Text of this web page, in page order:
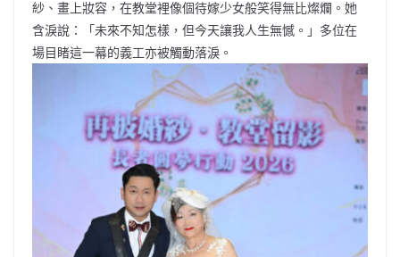
紗、畫上妝容，在教堂裡像個待嫁少女般笑得無比燦爛。她
含淚說：「未來不知怎樣，但今天讓我人生無憾。」多位在
場目睹這一幕的義工亦被觸動落淚。